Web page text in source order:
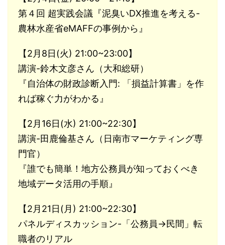
第４回 超実践会議『泥臭いDX推進を考える-
農林水産省eMAFFの事例から』
【2月8日(火) 21:00~23:00】
講演-鈴木文彦さん（大和総研）
『自治体の財政診断入門: 「損益計算書」を作
れば稼ぐ力がわかる』
【2月16日(水) 21:00~22:30】
講演-田鹿倫基さん（日南市マーケティング専
門官）
『誰でも簡単！地方公務員が知っておくべき
地域データ活用の手順』
【2月21日(月) 21:00~22:30】
パネルディスカッション-「公務員→民間」転
職者のリアル